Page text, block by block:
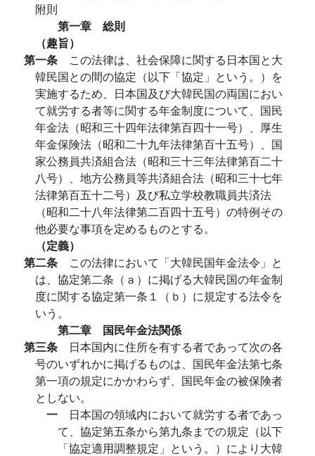
附則
第一章 総則
（趣旨）
第一条 この法律は、社会保障に関する日本国と大
韓民国との間の協定（以下「協定」という。）を
実施するため、日本国及び大韓民国の両国におい
て就労する者等に関する年金制度について、国民
年金法（昭和三十四年法律第百四十一号）、厚生
年金保険法（昭和二十九年法律第百十五号）、国
家公務員共済組合法（昭和三十三年法律第百二十
八号）、地方公務員等共済組合法（昭和三十七年
法律第百五十二号）及び私立学校教職員共済法
（昭和二十八年法律第二百四十五号）の特例その
他必要な事項を定めるものとする。
（定義）
第二条 この法律において「大韓民国年金法令」と
は、協定第二条（ａ）に掲げる大韓民国の年金制
度に関する協定第一条１（ｂ）に規定する法令を
いう。
第二章 国民年金法関係
第三条 日本国内に住所を有する者であって次の各
号のいずれかに掲げるものは、国民年金法第七条
第一項の規定にかかわらず、国民年金の被保険者
としない。
一 日本国の領域内において就労する者であっ
て、協定第五条から第九条までの規定（以下
「協定適用調整規定」という。）により大韓